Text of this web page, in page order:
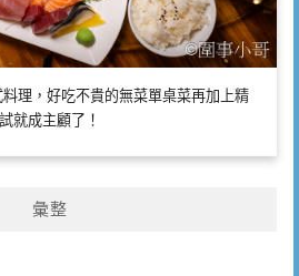
理，好吃不貴的無菜單桌菜再加上精
就成主顧了！
彙整